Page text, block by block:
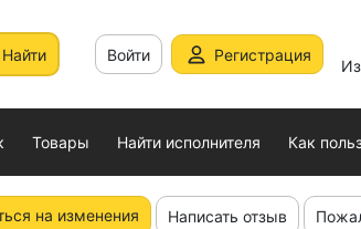
Найти Войти Регистрация
Товары Найти исполнителя Как
на изменения Написать отзыв